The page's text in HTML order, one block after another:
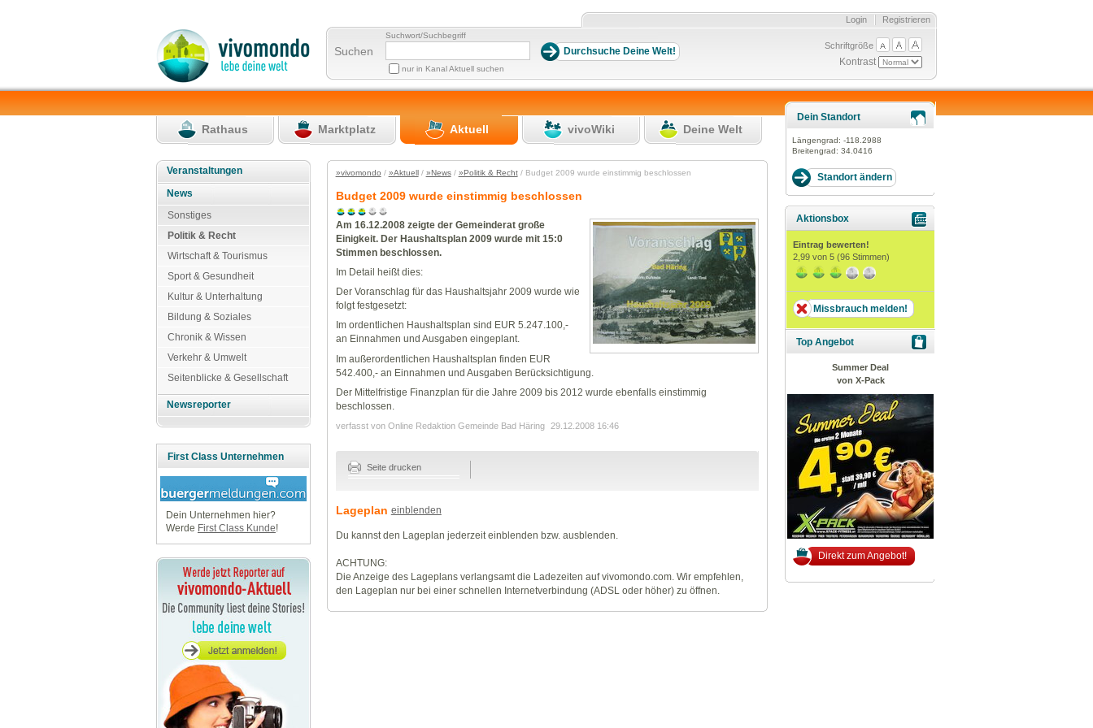
Registrieren
Login
Suchen
Suchwort/Suchbegriff
nur in Kanal Aktuell suchen
Schriftgröße
Kontrast
Rathaus Marktplatz Aktuell vivoWiki Deine Welt
Veranstaltungen
News
Sonstiges
Politik & Recht
Wirtschaft & Tourismus
Sport & Gesundheit
Kultur & Unterhaltung
Bildung & Soziales
Chronik & Wissen
Verkehr & Umwelt
Seitenblicke & Gesellschaft
Newsreporter
First Class Unternehmen
Dein Unternehmen hier?
Werde First Class Kunde!
»vivomondo / »Aktuell/ »News/ »Politik & Recht/ Budget 2009 wurde einstimmig beschlossen
Budget 2009 wurde einstimmig beschlossen
Am 16.12.2008 zeigte der Gemeinderat große
Einigkeit. Der Haushaltsplan 2009 wurde mit 15:0
Stimmen beschlossen.
Im Detail heißt dies:
Der Voranschlag für das Haushaltsjahr 2009 wurde wie
folgt festgesetzt:
Im ordentlichen Haushaltsplan sind EUR 5.247.100,-
an Einnahmen und Ausgaben eingeplant.
Im außerordentlichen Haushaltsplan finden EUR
542.400,- an Einnahmen und Ausgaben Berücksichtigung.
Der Mittelfristige Finanzplan für die Jahre 2009 bis 2012 wurde ebenfalls einstimmig
beschlossen.
verfasst von Online Redaktion Gemeinde Bad Häring 29.12.2008 16:46
Seite drucken
Lageplan einblenden
Du kannst den Lageplan jederzeit einblenden bzw. ausblenden.
ACHTUNG:
Die Anzeige des Lageplans verlangsamt die Ladezeiten auf vivomondo.com. Wir empfehlen,
den Lageplan nur bei einer schnellen Internetverbindung (ADSL oder höher) zu öffnen.
Dein Standort
Längengrad: -118.2988
Breitengrad: 34.0416
Aktionsbox
Eintrag bewerten!
2,99 von 5 (96 Stimmen)
Missbrauch melden!
Top Angebot
Summer Deal
von X-Pack
Direkt zum Angebot!